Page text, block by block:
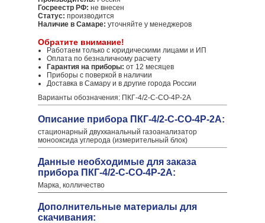
Госреестр РФ: не внесен
Статус: производится
Наличие в Самаре: уточняйте у менеджеров
Обратите внимание!
Работаем только с юридическими лицами и ИП
Оплата по безналичному расчету
Гарантия на приборы: от 12 месяцев
Приборы с поверкой в наличии
Доставка в Самару и в другие города России
Варианты обозначения: ПКГ-4/2-C-СО-4Р-2А
Описание прибора ПКГ-4/2-C-СО-4Р-2А:
стационарный двухканальный газоанализатор
монооксида углерода (измерительный блок)
Данные необходимые для заказа
прибора ПКГ-4/2-C-СО-4Р-2А:
Марка, колличество
Дополнительные материалы для
скачивания: